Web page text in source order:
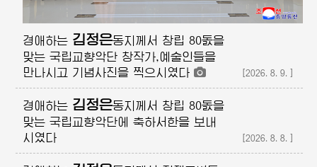
경애하는 김정은동지께서
창립 80돐을
맞는 국립교향악단 창작가,예술인들을
만나시고 기념사진을 찍으시였다
[2026.8.9.]
경애하는 김정은동지께서
창립 80돐을
맞는 국립교향악단에 축하서한을 보내
시였다
[2026.8.8.]